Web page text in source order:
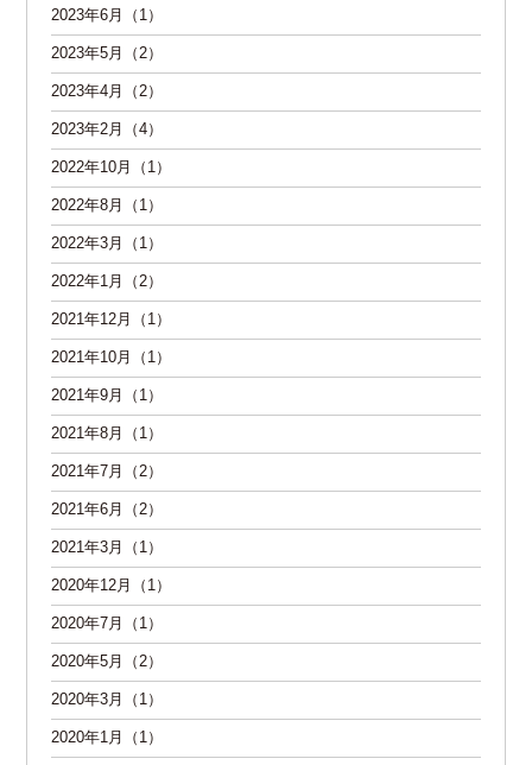
2023年6月（1）
2023年5月（2）
2023年4月（2）
2023年2月（4）
2022年10月（1）
2022年8月（1）
2022年3月（1）
2022年1月（2）
2021年12月（1）
2021年10月（1）
2021年9月（1）
2021年8月（1）
2021年7月（2）
2021年6月（2）
2021年3月（1）
2020年12月（1）
2020年7月（1）
2020年5月（2）
2020年3月（1）
2020年1月（1）